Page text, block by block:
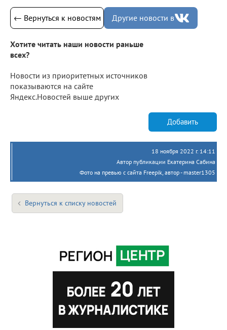
← Вернуться к новостям Другие новости в
Хотите читать наши новости раньше
всех?
Новости из приоритетных источников
показываются на сайте
Яндекс.Новостей выше других
Добавить
18 ноября 2022 г. 14:11
Автор публикации Екатерина Сабина
Фото на превью с сайта Freepik, автор - master1305
Вернуться к списку новостей